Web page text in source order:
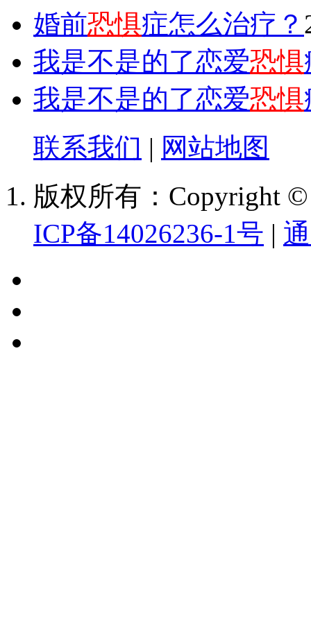
婚前恐惧症怎么治疗？
我是不是的了恋爱恐惧
我是不是的了恋爱恐惧
联系我们 | 网站地图
版权所有：Copyright
ICP备14026236-1号 |